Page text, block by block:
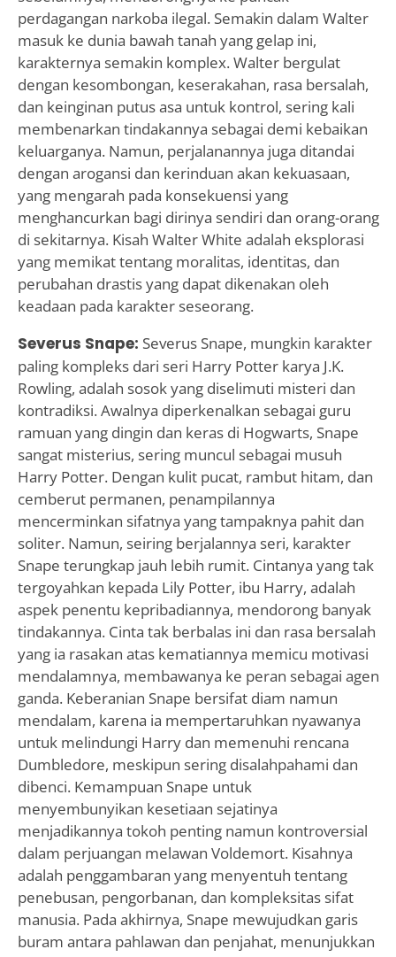
perdagangan narkoba ilegal. Semakin dalam Walter
masuk ke dunia bawah tanah yang gelap ini,
karakternya semakin komplex. Walter bergulat
dengan kesombongan, keserakahan, rasa bersalah,
dan keinginan putus asa untuk kontrol, sering kali
membenarkan tindakannya sebagai demi kebaikan
keluarganya. Namun, perjalanannya juga ditandai
dengan arogansi dan kerinduan akan kekuasaan,
yang mengarah pada konsekuensi yang
menghancurkan bagi dirinya sendiri dan orang-orang
di sekitarnya. Kisah Walter White adalah eksplorasi
yang memikat tentang moralitas, identitas, dan
perubahan drastis yang dapat dikenakan oleh
keadaan pada karakter seseorang.
Severus Snape: Severus Snape, mungkin karakter
paling kompleks dari seri Harry Potter karya J.K.
Rowling, adalah sosok yang diselimuti misteri dan
kontradiksi. Awalnya diperkenalkan sebagai guru
ramuan yang dingin dan keras di Hogwarts, Snape
sangat misterius, sering muncul sebagai musuh
Harry Potter. Dengan kulit pucat, rambut hitam, dan
cemberut permanen, penampilannya
mencerminkan sifatnya yang tampaknya pahit dan
soliter. Namun, seiring berjalannya seri, karakter
Snape terungkap jauh lebih rumit. Cintanya yang tak
tergoyahkan kepada Lily Potter, ibu Harry, adalah
aspek penentu kepribadiannya, mendorong banyak
tindakannya. Cinta tak berbalas ini dan rasa bersalah
yang ia rasakan atas kematiannya memicu motivasi
mendalamnya, membawanya ke peran sebagai agen
ganda. Keberanian Snape bersifat diam namun
mendalam, karena ia mempertaruhkan nyawanya
untuk melindungi Harry dan memenuhi rencana
Dumbledore, meskipun sering disalahpahami dan
dibenci. Kemampuan Snape untuk
menyembunyikan kesetiaan sejatinya
menjadikannya tokoh penting namun kontroversial
dalam perjuangan melawan Voldemort. Kisahnya
adalah penggambaran yang menyentuh tentang
penebusan, pengorbanan, dan kompleksitas sifat
manusia. Pada akhirnya, Snape mewujudkan garis
buram antara pahlawan dan penjahat, menunjukkan